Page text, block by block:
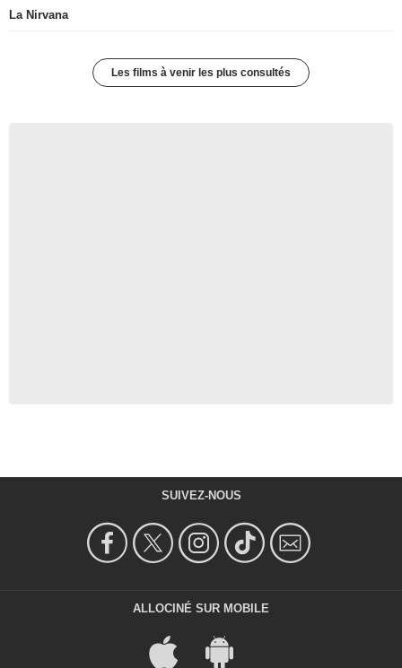
La Nirvana
Les films à venir les plus consultés
SUIVEZ-NOUS
ALLOCINÉ SUR MOBILE